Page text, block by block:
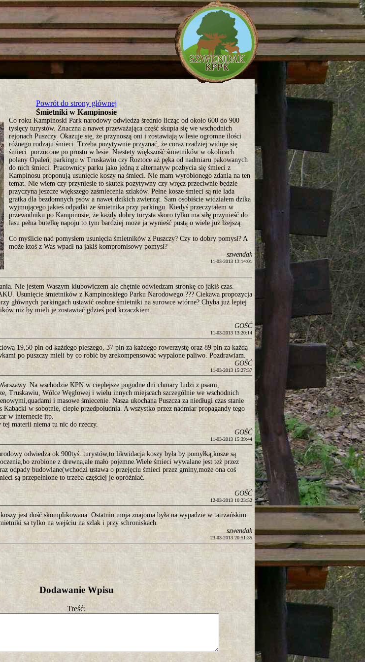
Powrót do strony głównej
Śmietniki w Kampinosie
Co roku Kampinoski Park narodowy odwiedza średnio licząc od około 600 do 900
tysięcy turystów. Znaczna a nawet przeważająca część skupia się we wschodnich
rejonach Puszczy. Okazuje się, że przynoszą oni i zostawiają w lesie ogromne ilości
różnego rodzaju śmieci. Trzeba pozytywnie przyznać, że coraz rzadziej widuje się
śmieci porzucone po prostu w lesie. Niestety większość śmietników w okolicach
polany Opaleń, parkingu w Truskawiu czy Roztoce aż pęka od nadmiaru pakowanych
do nich śmieci. Pracownicy parku jako jedną z alternatyw pozbycia się śmieci z
Kampinosu proponują usunięcie koszy na śmieci. Nie mam wyrobionego zdania na ten
temat. Nie wiem czy przyniesie to skutek pozytywny czy wręcz przeciwnie będzie
przyczyna jeszcze większego zaśmiecenia szlaków. Pełne kosze śmieci są nie lada
gratka dla bezdomnych psów a nawet dzikich zwierząt. Sam osobiście widziałem dzika
wyjmującego jakieś odpadki ze śmietnika przy parkingu. Kiedyś przeczytałem w
przewodniku po Kampinosie, że każdy dobry turysta skoro tylko ma siłę przynieść do
lasu pełna butelkę napoju to tym bardziej może ja wynieść pustą o wiele już lżejszą.
Co myślicie nad pomysłem usunięcia śmietników z Puszczy? Czy to dobry pomysł? A
może ktoś z Was wpadł na jakiś kompromisowy pomysł?
szwendak
11-03-2013 13:14:01
Nie jestem Waszym klubowiczem ale chętnie odwiedzam stronkę co jakiś czas.
Usunięcie śmietników z Kampinoskiego Parku Narodowego ??? Ciekawa propozycja
głównych parkingach ustawić osobne śmietniki na surowce wtórne? Chyba już lepiej
niż by mieli je zostawiać gdzieś pod krzaczkiem.
GOŚĆ
11-03-2013 13:20:14
19,50 pln od każdego pieszego, 37 pln za każdego rowerzystę oraz 89 pln za każdą
po puszczy mieli by co robić by zrekompensować wypalone paliwo. Pozdrawiam.
GOŚĆ
11-03-2013 15:27:37
Na wschodzie KPN w cieplejsze pogodne dni chmary ludzi z psami,
Truskawiu, Wólce Węglowej i wielu innych miejscach szczególnie we wschodnich
i masowe śmiecenie. Nasza ukochana Puszcza za niedługi czas stanie
w sobotnie, ciepłe przedpołudnia. A wszystko przez nadmiar propagandy tego
w internecie itp.
tej materii niema tu nic do rzeczy.
GOŚĆ
11-03-2013 15:39:44
odwiedza ok.900tyś. turystów,to likwidacja koszy była by pomyłką,kosze są
zrobione z drewna,ale mało pojemne.Wiele śmieci wywalane jest też przez
odpady budowlane(wchodzi ustawa o przejęciu śmieci przez gminy,może ona coś
są przepełnione to trzeba częściej je opróżniać.
GOŚĆ
12-03-2013 10:23:52
jest dość skomplikowana. Ostatnio moja znajoma była na wypadzie w tatrzańskim
sa tylko na wejściu na szlak i przy schroniskach.
szwendak
23-03-2013 20:51:35
Dodawanie Wpisu
Treść: